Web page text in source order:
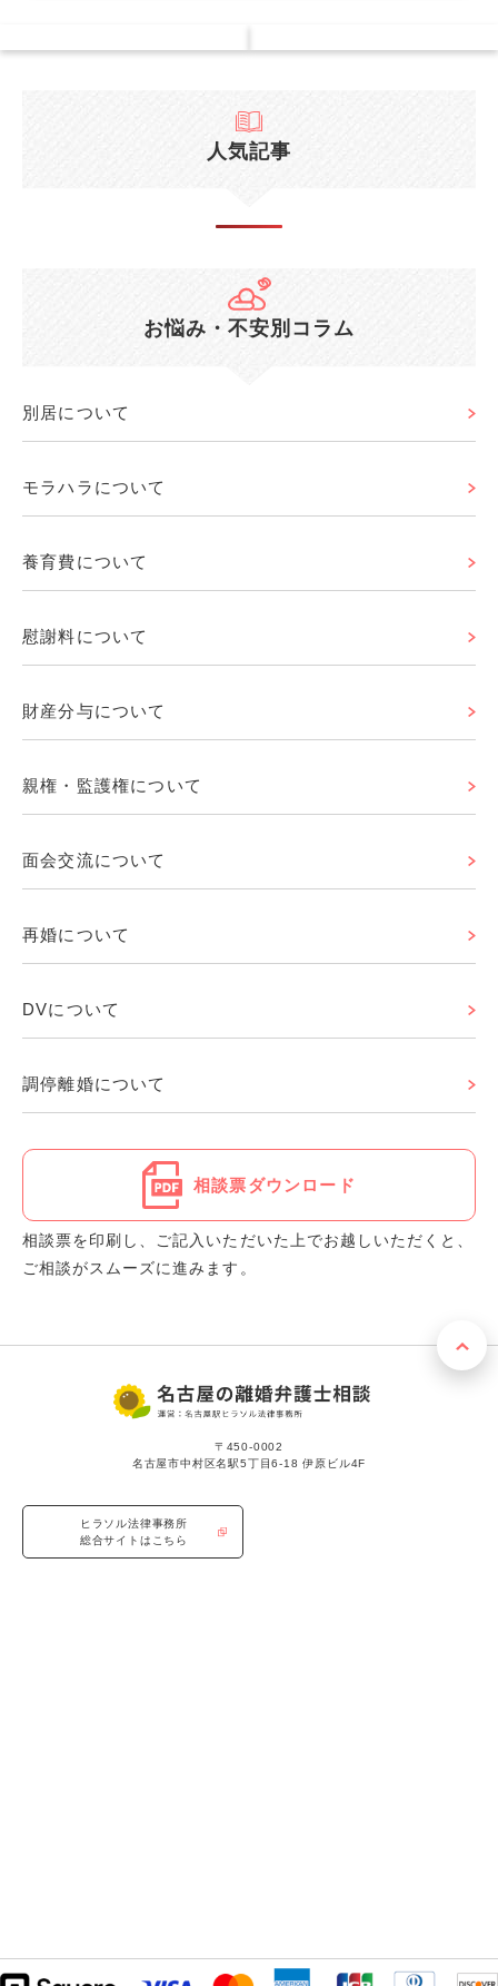
人気記事
お悩み・不安別コラム
別居について
モラハラについて
養育費について
慰謝料について
財産分与について
親権・監護権について
面会交流について
再婚について
DVについて
調停離婚について
相談票ダウンロード
相談票を印刷し、ご記入いただいた上でお越しいただくと、
ご相談がスムーズに進みます。
〒450-0002
名古屋市中村区名駅5丁目6-18 伊原ビル4F
ヒラソル法律事務所
総合サイトはこちら